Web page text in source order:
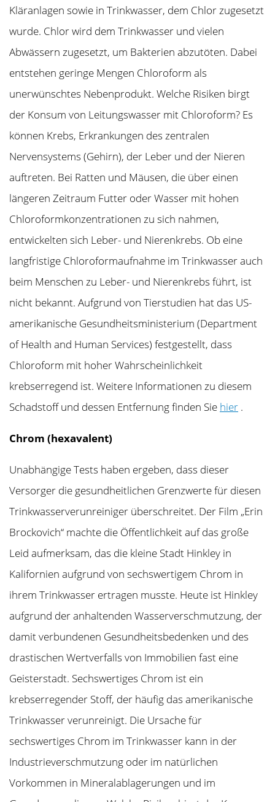
Kläranlagen sowie in Trinkwasser, dem Chlor zugesetzt
wurde. Chlor wird dem Trinkwasser und vielen
Abwässern zugesetzt, um Bakterien abzutöten. Dabei
entstehen geringe Mengen Chloroform als
unerwünschtes Nebenprodukt. Welche Risiken birgt
der Konsum von Leitungswasser mit Chloroform? Es
können Krebs, Erkrankungen des zentralen
Nervensystems (Gehirn), der Leber und der Nieren
auftreten. Bei Ratten und Mäusen, die über einen
längeren Zeitraum Futter oder Wasser mit hohen
Chloroformkonzentrationen zu sich nahmen,
entwickelten sich Leber- und Nierenkrebs. Ob eine
langfristige Chloroformaufnahme im Trinkwasser auch
beim Menschen zu Leber- und Nierenkrebs führt, ist
nicht bekannt. Aufgrund von Tierstudien hat das US-
amerikanische Gesundheitsministerium (Department
of Health and Human Services) festgestellt, dass
Chloroform mit hoher Wahrscheinlichkeit
krebserregend ist. Weitere Informationen zu diesem
Schadstoff und dessen Entfernung finden Sie hier .
Chrom (hexavalent)
Unabhängige Tests haben ergeben, dass dieser
Versorger die gesundheitlichen Grenzwerte für diesen
Trinkwasserverunreiniger überschreitet. Der Film „Erin
Brockovich“ machte die Öffentlichkeit auf das große
Leid aufmerksam, das die kleine Stadt Hinkley in
Kalifornien aufgrund von sechswertigem Chrom in
ihrem Trinkwasser ertragen musste. Heute ist Hinkley
aufgrund der anhaltenden Wasserverschmutzung, der
damit verbundenen Gesundheitsbedenken und des
drastischen Wertverfalls von Immobilien fast eine
Geisterstadt. Sechswertiges Chrom ist ein
krebserregender Stoff, der häufig das amerikanische
Trinkwasser verunreinigt. Die Ursache für
sechswertiges Chrom im Trinkwasser kann in der
Industrieverschmutzung oder im natürlichen
Vorkommen in Mineralablagerungen und im